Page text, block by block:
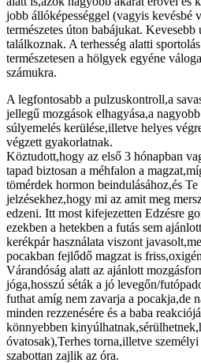
jobb állóképességgel (vagyis kevésbé
természetes úton babájukat.
találkoznak. A terhesség alatti
természetesen a hölgyek egyéne
számukra.
A legfontosabb a pulzuskontroll,a
jellegű mozgások elhagyása,a
súlyemelés kerülése,illetve helyes
végzett gyakorlatnak.
Köztudott,hogy az első 3 hónapban
tapad biztosan a méhfalon a
tömérdek hormon beindulásához,és Te
jelzésekhez,hogy mi az amit meg
edzeni. Itt most kifejezetten Edzésre
ezekben a hetekben a futás sem
kerékpár használata viszont
pocakban fejlődő magzat is
Várandóság alatt az ajánlott
jóga,hosszú séták a jó levegőn/
futhat amíg nem zavarja a pocakja,de
minden rezzenésére és a baba
könnyebben
óvatosak),Terhes torna,illetve
szabottan zajlik az óra.